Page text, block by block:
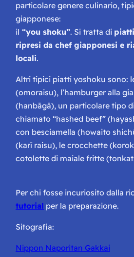
particolare genere culinario,
giapponese:
il “you shoku”. Si tratta di
ripresi da chef giapponesi e
locali.
Altri tipici piatti yoshoku sono:
(omoraisu), l’hamburger alla
(hanbāgā), un particolare tipo
chiamato “hashed beef”
con besciamella (howaito
(karī raisu), le crocchette
cotolette di maiale fritte
Per chi fosse incuriosito dalla
tutorial per la preparazione.
Sitografia:
Nippon Naporitan Gakkai